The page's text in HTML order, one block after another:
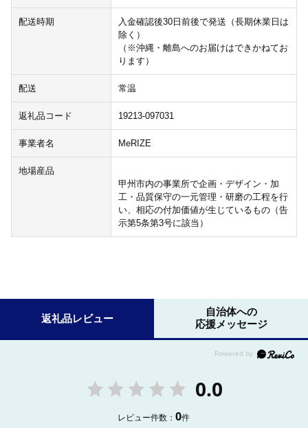
配送時期
入金確認後30日前後で発送（長期休業日は
除く）
（※沖縄・離島へのお届けはできかねてお
ります）
配送 常温
返礼品コード 19213-097031
事業者名 MeRIZE
地場産品
甲州市内の事業所で企画・デザイン・加
工・品質保守の一元管理・研磨の工程を行
い、相応の付加価値が生じているもの（告
示第5条第3号に該当）
返礼品レビュー
自治体への
応援メッセージ
0.0
レビュー件数：0件